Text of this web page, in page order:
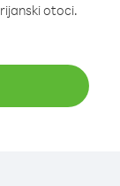
otoci.